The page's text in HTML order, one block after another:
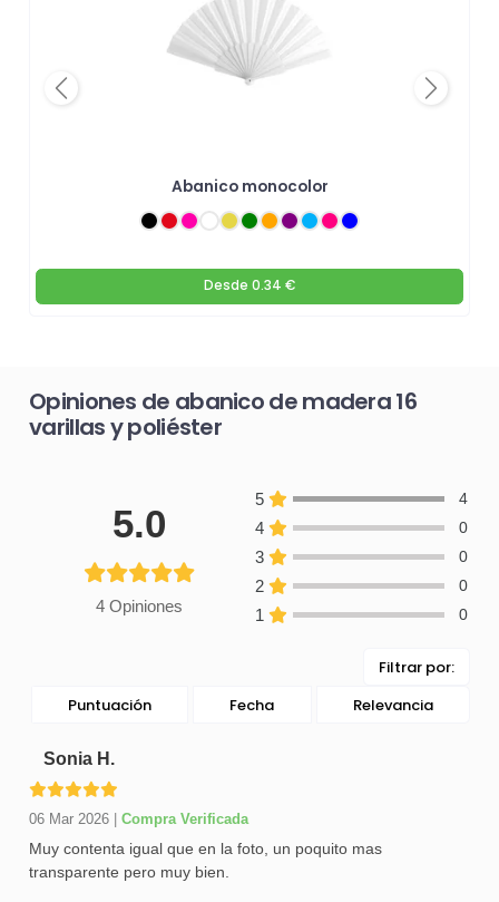
Abanico monocolor
Desde 0.34 €
Previous Next
Opiniones de abanico de madera 16
varillas y poliéster
5.0
4 Opiniones
5 4
4 0
3 0
2 0
1 0
Filtrar por:
Puntuación
Fecha Relevancia
Sonia H.
06 Mar 2026 Compra Verificada
Muy contenta igual que en la foto, un poquito mas
transparente pero muy bien.